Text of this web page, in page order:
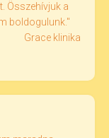
Összehívjuk a
boldogulunk."
Grace klinika